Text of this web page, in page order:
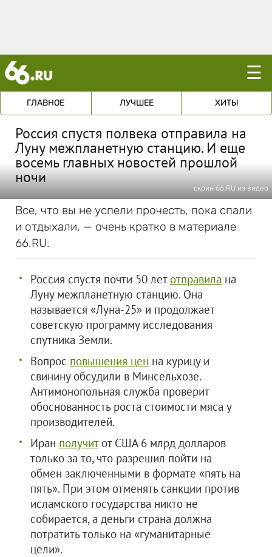
☰
ГЛАВНОЕ ЛУЧШЕЕ ХИТЫ
Россия спустя полвека отправила на
Луну межпланетную станцию. И еще
восемь главных новостей прошлой
ночи
скрин 66.RU из видео
Все, что вы не успели прочесть, пока спали
и отдыхали, — очень кратко в материале
66.RU.
Россия спустя почти 50 лет отправила на
Луну межпланетную станцию. Она
называется «Луна-25» и продолжает
советскую программу исследования
спутника Земли.
Вопрос повышения цен на курицу и
свинину обсудили в Минсельхозе.
Антимонопольная служба проверит
обоснованность роста стоимости мяса у
производителей.
Иран получитот США 6 млрд долларов
только за то, что разрешил пойти на
обмен заключенными в формате «пять на
пять». При этом отменять санкции против
исламского государства никто не
собирается, а деньги страна должна
потратить только на «гуманитарные
цели».